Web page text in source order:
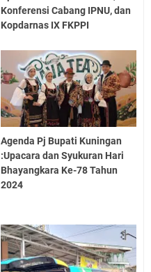
Konferensi Cabang IPNU, dan
Kopdarnas IX FKPPI
Agenda Pj Bupati Kuningan
:Upacara dan Syukuran Hari
Bhayangkara Ke-78 Tahun
2024